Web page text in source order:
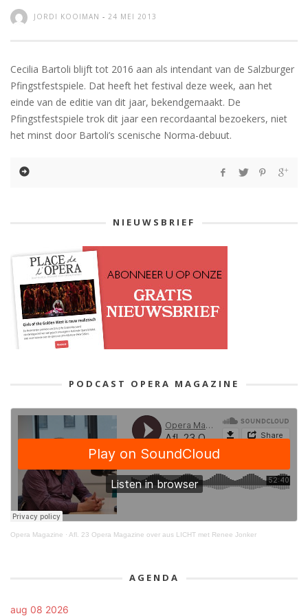
JORDI KOOIMAN - 24 MEI 2013
Cecilia Bartoli blijft tot 2016 aan als intendant van de Salzburger
Pfingstfestspiele. Dat heeft het festival deze week, aan het
einde van de editie van dit jaar, bekendgemaakt. De
Pfingstfestspiele trok dit jaar een recordaantal bezoekers, niet
het minst door Bartoli’s scenische Norma-debuut.
NIEUWSBRIEF
PODCAST OPERA MAGAZINE
Opera Magazine · Afl. 23 Opera Magazine over aus LICHT met Renee Jonker
AGENDA
aug 08 2026